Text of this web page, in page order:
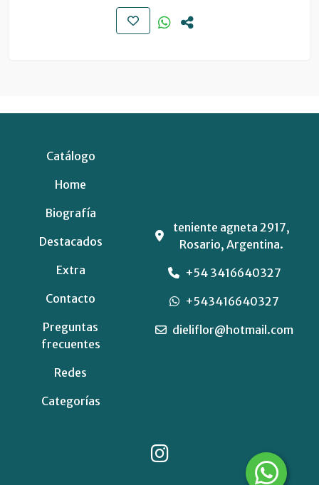
Catálogo
Home
Biografía
Destacados
Extra
Contacto
Preguntas
frecuentes
Redes
Categorías
teniente agneta 2917,
Rosario, Argentina.
+54 3416640327
+543416640327
dieliflor@hotmail.com